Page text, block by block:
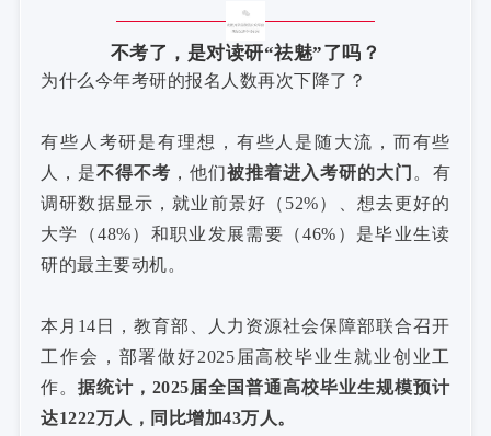
不考了，是对读研“祛魅”了吗？
为什么今年考研的报名人数再次下降了？
有些人考研是有理想，有些人是随大流，而有些
人，是不得不考 ，他们被推着进入考研的大门 。有
调研数据显示，就业前景好（52%）、想去更好的
大学（48%）和职业发展需要（46%）是毕业生读
研的最主要动机。
本月14日，教育部、人力资源社会保障部联合召开
工作会，部署做好2025届高校毕业生就业创业工
作。 据统计，2025届全国普通高校毕业生规模预计
达1222万人，同比增加43万人。